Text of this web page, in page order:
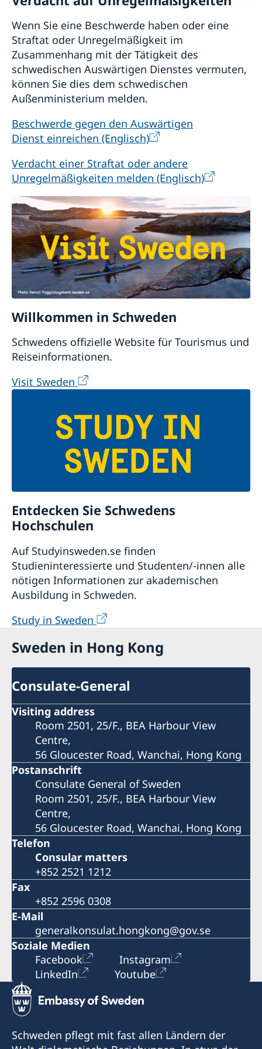
Wenn Sie eine Beschwerde haben oder eine
Straftat oder Unregelmäßigkeit im
Zusammenhang mit der Tätigkeit des
schwedischen Auswärtigen Dienstes vermuten,
können Sie dies dem schwedischen
Außenministerium melden.
Beschwerde gegen den Auswärtigen
Dienst einreichen (Englisch)
Verdacht einer Straftat oder andere
Unregelmäßigkeiten melden (Englisch)
Willkommen in Schweden
Schwedens offizielle Website für Tourismus und
Reiseinformationen.
Visit Sweden
Entdecken Sie Schwedens
Hochschulen
Auf Studyinsweden.se finden
Studieninteressierte und Studenten/-innen alle
nötigen Informationen zur akademischen
Ausbildung in Schweden.
Study in Sweden
Sweden in Hong Kong
Consulate-General
Visiting address
Room 2501, 25/F., BEA Harbour View
Centre,
56 Gloucester Road, Wanchai, Hong Kong
Postanschrift
Consulate General of Sweden
Room 2501, 25/F., BEA Harbour View
Centre,
56 Gloucester Road, Wanchai, Hong Kong
Telefon
Consular matters
+852 2521 1212
Fax
+852 2596 0308
E-Mail
generalkonsulat.hongkong@gov.se
Soziale Medien
Facebook
Instagram
LinkedIn
Youtube
Schweden pflegt mit fast allen Ländern der